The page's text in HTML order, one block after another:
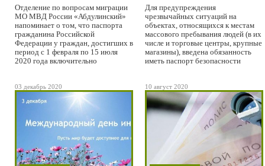
Отделение по вопросам миграции
МО МВД России «Абдулинский»
напоминает о том, что паспорта
гражданина Российской
Федерации у граждан, достигших в
период с 1 февраля по 15 июля
2020 года включительно
Для предупреждения
чрезвычайных ситуаций на
объектах, относящихся к местам
массового пребывания людей (в их
числе и торговые центры, крупные
магазины), введена обязанность
иметь паспорт безопасности
03 декабрь 2020 10 август 2020